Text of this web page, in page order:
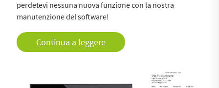
perdetevi nessuna nuova funzione con la nostra
manutenzione del software!
Continua a leggere